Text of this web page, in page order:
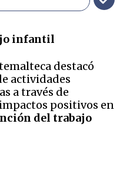
infantil
destacó
actividades
a través de
positivos en
del trabajo